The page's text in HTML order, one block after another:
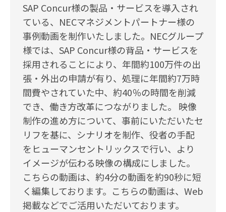
SAP Concur様の製品・サービスを導入され
ている、NECマネジメントパートナー様の
事例動画を制作いたしました。NECグループ
様では、SAP Concur様の背品・サービスを
採用されることにより、年間約100万件の出
張・外出の申請が有り、処理に年間約7万時
間費やされていた中、約40％の時間を削減
でき、働き方改革につながりました。 映像
制作の進め方について、事前にいただいたセ
リフを基に、シナリオを制作、役者の手配
をヒューマンセントリックスで行い、より
イメージが伝わる映像の構成にしました。
こちらの動画は、約4分の動画を約90秒に短
く編集しております。こちらの動画は、Web
掲載などでご活用いただいております。